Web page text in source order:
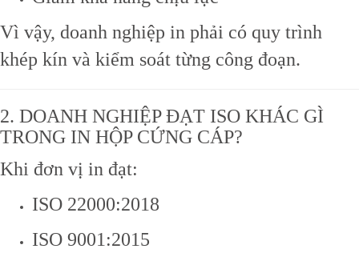
Vì vậy, doanh nghiệp in phải có quy trình
khép kín và kiểm soát từng công đoạn.
2. DOANH NGHIỆP ĐẠT ISO KHÁC GÌ
TRONG IN HỘP CỨNG CÁP?
Khi đơn vị in đạt:
ISO 22000:2018
ISO 9001:2015